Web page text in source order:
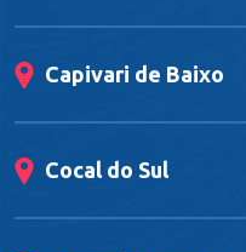
Capivari de Baixo
Cocal do Sul